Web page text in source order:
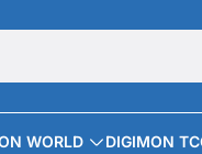
WORLD DIGIMON